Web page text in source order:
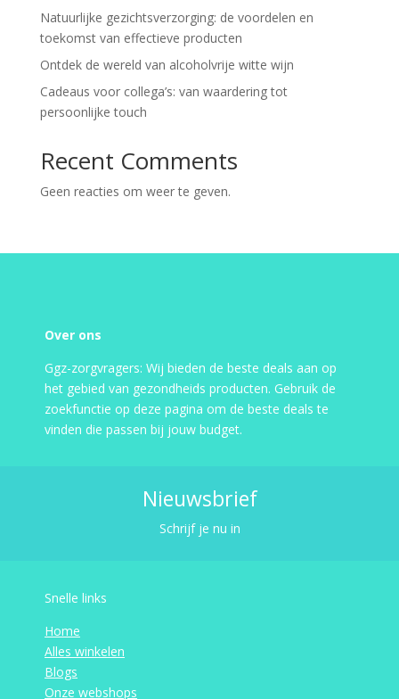
Natuurlijke gezichtsverzorging: de voordelen en
toekomst van effectieve producten
Ontdek de wereld van alcoholvrije witte wijn
Cadeaus voor collega’s: van waardering tot
persoonlijke touch
Recent Comments
Geen reacties om weer te geven.
Over ons
Ggz-zorgvragers: Wij bieden de beste deals aan op
het gebied van gezondheids producten. Gebruik de
zoekfunctie op deze pagina om de beste deals te
vinden die passen bij jouw budget.
Nieuwsbrief
Schrijf je nu in
Snelle links
Home
Alles winkelen
Blogs
Onze webshops